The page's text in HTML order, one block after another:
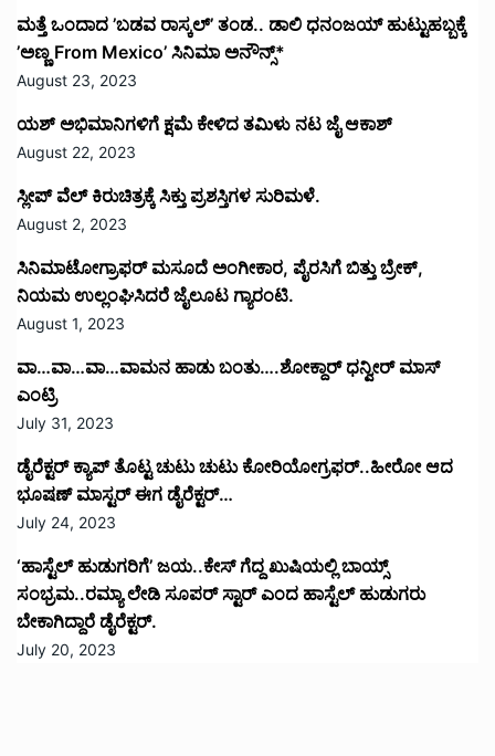
ಮತ್ತೆ ಒಂದಾದ ’ಬಡವ ರಾಸ್ಕಲ್’ ತಂಡ.. ಡಾಲಿ ಧನಂಜಯ್ ಹುಟ್ಟುಹಬ್ಬಕ್ಕೆ
’ಅಣ್ಣ From Mexico’ ಸಿನಿಮಾ ಅನೌನ್ಸ್*
August 23, 2023
ಯಶ್ ಅಭಿಮಾನಿಗಳಿಗೆ ಕ್ಷಮೆ ಕೇಳಿದ ತಮಿಳು ನಟ ಜೈ ಆಕಾಶ್
August 22, 2023
ಸ್ಲೀಪ್ ವೆಲ್ ಕಿರುಚಿತ್ರಕ್ಕೆ ಸಿಕ್ತು ಪ್ರಶಸ್ತಿಗಳ ಸುರಿಮಳೆ.
August 2, 2023
ಸಿನಿಮಾಟೋಗ್ರಾಫರ್ ಮಸೂದೆ ಅಂಗೀಕಾರ, ಪೈರಸಿಗೆ ಬಿತ್ತು ಬ್ರೇಕ್,
ನಿಯಮ ಉಲ್ಲಂಘಿಸಿದರೆ ಜೈಲೂಟ ಗ್ಯಾರಂಟಿ.
August 1, 2023
ವಾ…ವಾ…ವಾ…ವಾಮನ ಹಾಡು ಬಂತು….ಶೋಕ್ದಾರ್ ಧನ್ವೀರ್ ಮಾಸ್
ಎಂಟ್ರಿ
July 31, 2023
ಡೈರೆಕ್ಟರ್ ಕ್ಯಾಪ್ ತೊಟ್ಟ ಚುಟು ಚುಟು ಕೋರಿಯೋಗ್ರಫರ್..ಹೀರೋ ಆದ
ಭೂಷಣ್ ಮಾಸ್ಟರ್ ಈಗ ಡೈರೆಕ್ಟರ್…
July 24, 2023
‘ಹಾಸ್ಟೆಲ್ ಹುಡುಗರಿಗೆ’ ಜಯ..ಕೇಸ್ ಗೆದ್ದ ಖುಷಿಯಲ್ಲಿ ಬಾಯ್ಸ್
ಸಂಭ್ರಮ..ರಮ್ಯಾ ಲೇಡಿ ಸೂಪರ್ ಸ್ಟಾರ್ ಎಂದ ಹಾಸ್ಟೆಲ್ ಹುಡುಗರು
ಬೇಕಾಗಿದ್ದಾರೆ ಡೈರೆಕ್ಟರ್.
July 20, 2023